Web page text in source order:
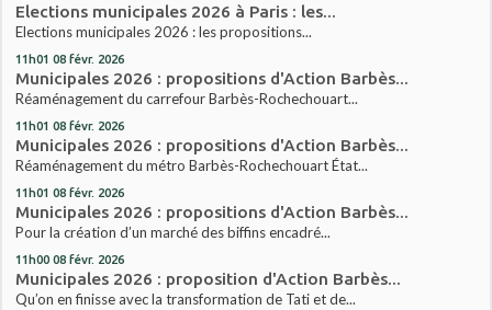
Elections municipales 2026 à Paris : les...
Elections municipales 2026 : les propositions...
11h01 08 févr. 2026
Municipales 2026 : propositions d'Action Barbès...
Réaménagement du carrefour Barbès-Rochechouart...
11h01 08 févr. 2026
Municipales 2026 : propositions d'Action Barbès...
Réaménagement du métro Barbès-Rochechouart État...
11h01 08 févr. 2026
Municipales 2026 : propositions d'Action Barbès...
Pour la création d’un marché des biffins encadré...
11h00 08 févr. 2026
Municipales 2026 : proposition d'Action Barbès...
Qu’on en finisse avec la transformation de Tati et de...